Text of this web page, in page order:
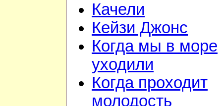
Качели
Кейзи Джонс
Когда мы в море
уходили
Когда проходит
молодость